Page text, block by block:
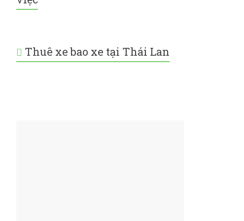
Thuê xe bao xe tại Thái Lan